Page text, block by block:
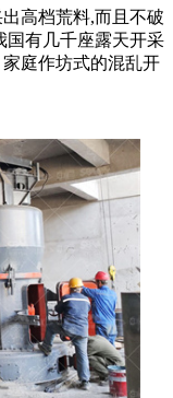
高档荒料,而且不破
国有几千座露天开采
庭作坊式的混乱开